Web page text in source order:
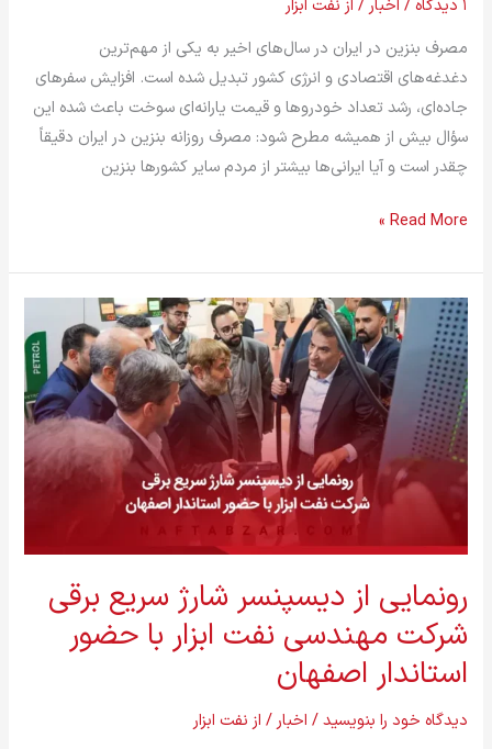
۱ دیدگاه / اخبار/ از نفت ابزار
مصرف بنزین در ایران در سال‌های اخیر به یکی از مهم‌ترین
دغدغه‌های اقتصادی و انرژی کشور تبدیل شده است. افزایش سفرهای
جاده‌ای، رشد تعداد خودروها و قیمت یارانه‌ای سوخت باعث شده این
سؤال بیش از همیشه مطرح شود: مصرف روزانه بنزین در ایران دقیقاً
چقدر است و آیا ایرانی‌ها بیشتر از مردم سایر کشورها بنزین
Read More »
رونمایی از دیسپنسر شارژ سریع برقی
شرکت مهندسی نفت ابزار با حضور
استاندار اصفهان
دیدگاه‌ خود را بنویسید / اخبار / از نفت ابزار
رونمایی
از
دیسپنسر
شارژ
سریع
برقی
شرکت
مهندسی
نفت
با
حضور
استاندار